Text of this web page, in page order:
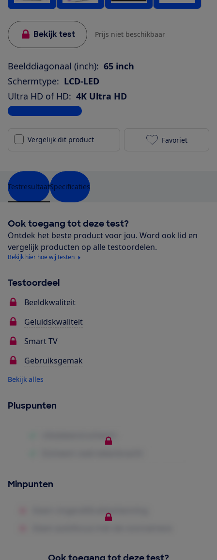
Bekijk test Prijs niet beschikbaar
Beelddiagonaal (inch): 65 inch
Schermtype: LCD-LED
Ultra HD of HD: 4K Ultra HD
Bekijk alle specificaties
Vergelijk dit product Philips
Favoriet
TestresultaatSpecificaties
Ook toegang tot deze test?
Ontdek het beste product voor jou. Word ook lid en
vergelijk producten op alle testoordelen.
Bekijk hier hoe wij testen
Testoordeel
Beeldkwaliteit
Geluidskwaliteit
Smart TV
Gebruiksgemak
Bekijk alles
Pluspunten
Minpunten